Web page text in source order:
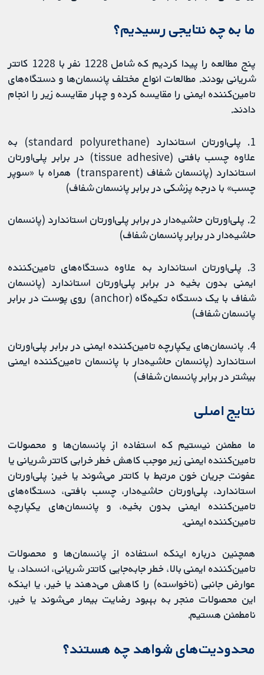
ما به چه نتایجی رسیدیم؟
پنج مطالعه را پیدا کردیم که شامل 1228 نفر با 1228 کاتتر
شریانی بودند. مطالعات انواع مختلف پانسمان‌ها و دستگاه‌های
تامین‌کننده ایمنی را مقایسه کرده و چهار مقایسه زیر را انجام
دادند.
1. پلی‌اورتان استاندارد (standard polyurethane) به
علاوه چسب بافتی (tissue adhesive) در برابر پلی‌اورتان
استاندارد (پانسمان شفاف (transparent) همراه با «سوپر
چسب» با درجه پزشکی در برابر پانسمان شفاف)
2. پلی‌اورتان حاشیه‌دار در برابر پلی‌اورتان استاندارد (پانسمان
حاشیه‌دار در برابر پانسمان شفاف)
3. پلی‌اورتان استاندارد به علاوه دستگاه‌های تامین‌کننده
ایمنی بدون بخیه در برابر پلی‌اورتان استاندارد (پانسمان
شفاف با یک دستگاه تکیه‌گاه (anchor) روی پوست در برابر
پانسمان شفاف)
4. پانسمان‌های یکپارچه تامین‌کننده ایمنی در برابر پلی‌اورتان
استاندارد (پانسمان حاشیه‌دار با پانسمان تامین‌کننده ایمنی
بیشتر در برابر پانسمان شفاف)
نتایج اصلی
ما مطمئن نیستیم که استفاده از پانسمان‌ها و محصولات
تامین‌کننده ایمنی زیر موجب کاهش خطر خرابی کاتتر شریانی یا
عفونت جریان خون مرتبط با کاتتر می‌شوند یا خیر: پلی‌اورتان
استاندارد، پلی‌اورتان حاشیه‌دار، چسب بافتی، دستگاه‌های
تامین‌کننده ایمنی بدون بخیه، و پانسمان‌های یکپارچه
تامین‌کننده ایمنی.
همچنین درباره اینکه استفاده از پانسمان‌ها و محصولات
تامین‌کننده ایمنی بالا، خطر جابه‌جایی کاتتر شریانی، انسداد، یا
عوارض جانبی (ناخواسته) را کاهش می‌دهند یا خیر، یا اینکه
این محصولات منجر به بهبود رضایت بیمار می‌شوند یا خیر،
نامطمئن هستیم.
محدودیت‌های شواهد چه هستند؟